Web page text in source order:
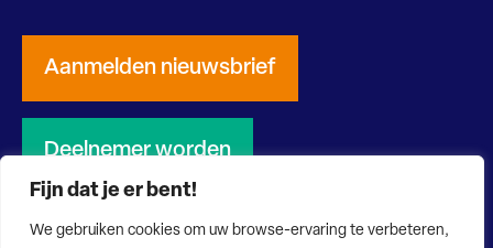
Fijn dat je er bent!
We gebruiken cookies om uw browse-ervaring te verbeteren,
Aanmelden nieuwsbrief
Deelnemer worden